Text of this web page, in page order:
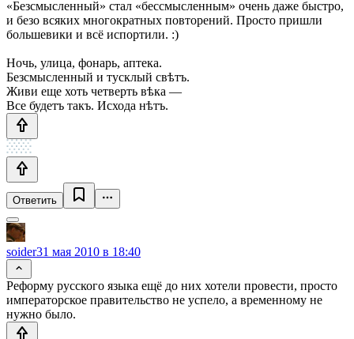
«Безсмысленный» стал «бессмысленным» очень даже быстро,
и безо всяких многократных повторений. Просто пришли
большевики и всё испортили. :)
Ночь, улица, фонарь, аптека.
Безсмысленный и тусклый свѣтъ.
Живи еще хоть четверть вѣка —
Все будетъ такъ. Исхода нѣтъ.
Ответить
soider31 мая 2010 в 18:40
Реформу русского языка ещё до них хотели провести, просто
императорское правительство не успело, а временному не
нужно было.